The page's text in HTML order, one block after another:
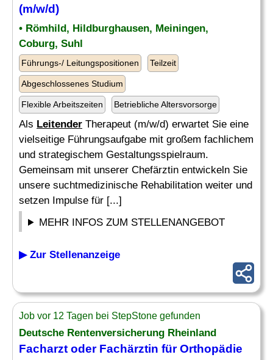
(m/w/d)
• Römhild, Hildburghausen, Meiningen,
Coburg, Suhl
Führungs-/ Leitungspositionen Teilzeit
Abgeschlossenes Studium
Flexible Arbeitszeiten Betriebliche Altersvorsorge
Als Leitender Therapeut (m/w/d) erwartet Sie eine
vielseitige Führungsaufgabe mit großem fachlichem
und strategischem Gestaltungsspielraum.
Gemeinsam mit unserer Chefärztin entwickeln Sie
unsere suchtmedizinische Rehabilitation weiter und
setzen Impulse für [...]
MEHR INFOS ZUM STELLENANGEBOT
▶ Zur Stellenanzeige
Job vor 12 Tagen bei StepStone gefunden
Deutsche Rentenversicherung Rheinland
Facharzt oder Fachärztin für Orthopädie